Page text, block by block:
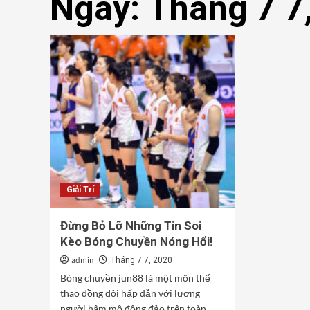
Ngày: Tháng 7
Giải Trí
Đừng Bỏ Lỡ Những Tin Soi
Kèo Bóng Chuyền Nóng Hổi!
admin Tháng 7 7, 2020
Bóng chuyền jun88 là một môn thể
thao đồng đội hấp dẫn với lượng